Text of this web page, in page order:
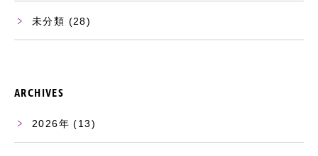
未分類 (28)
ARCHIVES
2026 (13)